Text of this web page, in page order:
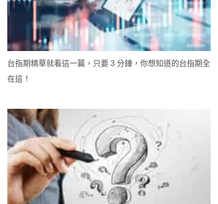
台指期精華就看這一篇，只要 3 分鐘，你想知道的台指期全
在這！